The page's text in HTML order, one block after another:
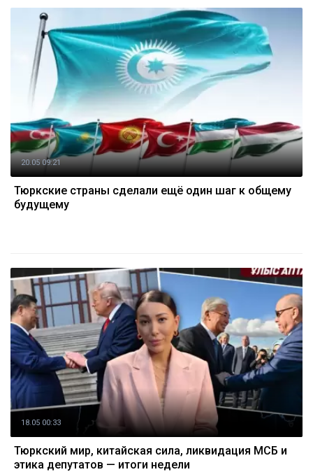
20.05 09:21
Тюркские страны сделали ещё один шаг к общему
будущему
18.05 00:33
Тюркский мир, китайская сила, ликвидация МСБ и
этика депутатов — итоги недели